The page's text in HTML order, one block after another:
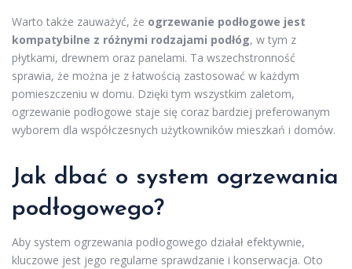
Warto także zauważyć, że ogrzewanie podłogowe jest
kompatybilne z różnymi rodzajami podłóg, w tym z
płytkami, drewnem oraz panelami. Ta wszechstronność
sprawia, że można je z łatwością zastosować w każdym
pomieszczeniu w domu. Dzięki tym wszystkim zaletom,
ogrzewanie podłogowe staje się coraz bardziej preferowanym
wyborem dla współczesnych użytkowników mieszkań i domów.
Jak dbać o system ogrzewania
podłogowego?
Aby system ogrzewania podłogowego działał efektywnie,
kluczowe jest jego regularne sprawdzanie i konserwacja. Oto